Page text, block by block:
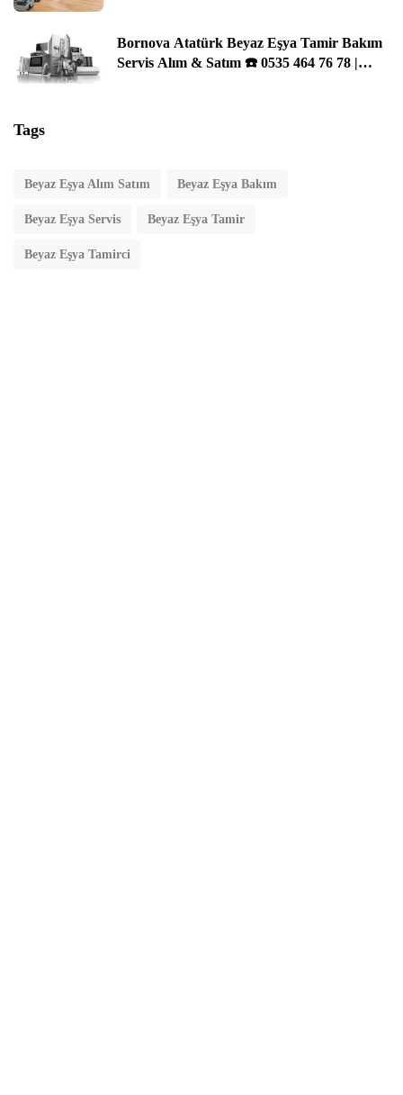
Bornova Atatürk Beyaz Eşya Tamir Bakım
Servis Alım & Satım ☎️ 0535 464 76 78 |
Tags
Beyaz Eşya Alım Satım Beyaz Eşya Bakım
Beyaz Eşya Servis Beyaz Eşya Tamir
Beyaz Eşya Tamirci